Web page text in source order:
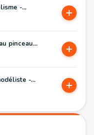
-...
pinceau...
-...